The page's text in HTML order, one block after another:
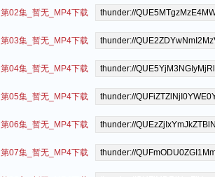
第02集_暂无_MP4下载
第03集_暂无_MP4下载
第04集_暂无_MP4下载
第05集_暂无_MP4下载
第06集_暂无_MP4下载
第07集_暂无_MP4下载